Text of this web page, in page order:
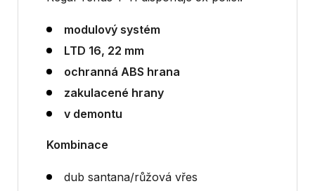
modulový systém
LTD 16, 22 mm
ochranná ABS hrana
zakulacené hrany
v demontu
Kombinace
dub santana/růžová vřes